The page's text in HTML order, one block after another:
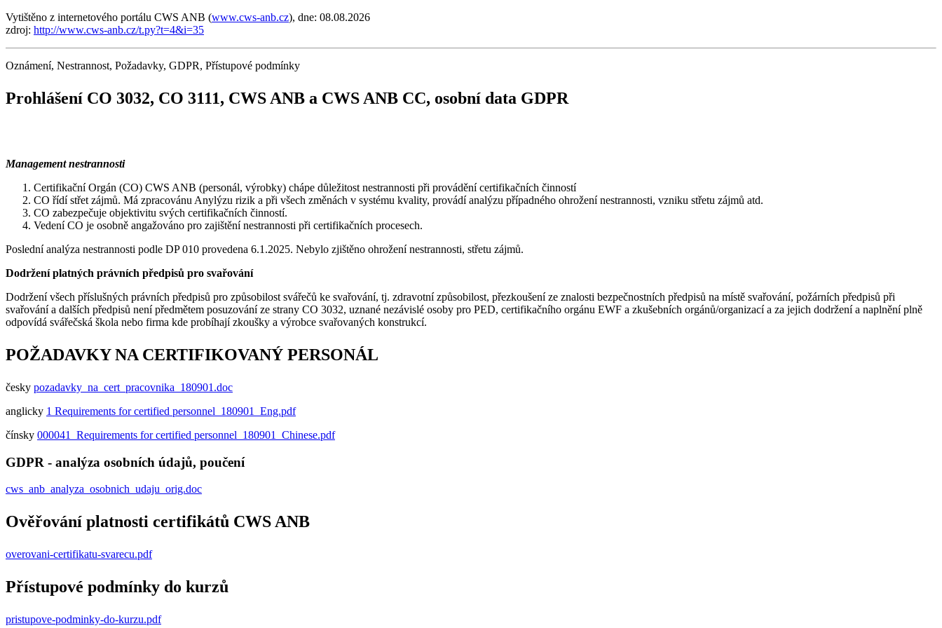
Vytištěno z internetového portálu CWS ANB (www.cws-anb.cz), dne: 08.08.2026
zdroj: http://www.cws-anb.cz/t.py?t=4&i=35
Oznámení, Nestrannost, Požadavky, GDPR, Přístupové podmínky
Prohlášení CO 3032, CO 3111, CWS ANB a CWS ANB CC, osobní data GDPR
Management nestrannosti
Certifikační Orgán (CO) CWS ANB (personál, výrobky) chápe důležitost nestrannosti při provádění certifikačních činností
CO řídí střet zájmů. Má zpracovánu Anylýzu rizik a při všech změnách v systému kvality, provádí analýzu případného ohrožení nestrannosti, vzniku střetu zájmů atd.
CO zabezpečuje objektivitu svých certifikačních činností.
Vedení CO je osobně angažováno pro zajištění nestrannosti při certifikačních procesech.
Poslední analýza nestrannosti podle DP 010 provedena 6.1.2025. Nebylo zjištěno ohrožení nestrannosti, střetu zájmů.
Dodržení platných právních předpisů pro svařování
Dodržení všech příslušných právních předpisů pro způsobilost svářečů ke svařování, tj. zdravotní způsobilost, přezkoušení ze znalosti bezpečnostních předpisů na místě svařování, požárních předpisů při
svařování a dalších předpisů není předmětem posuzování ze strany CO 3032, uznané nezávislé osoby pro PED, certifikačního orgánu EWF a zkušebních orgánů/organizací a za jejich dodržení a naplnění plně
odpovídá svářečská škola nebo firma kde probíhají zkoušky a výrobce svařovaných konstrukcí.
POŽADAVKY NA CERTIFIKOVANÝ PERSONÁL
česky pozadavky_na_cert_pracovnika_180901.doc
anglicky 1 Requirements for certified personnel_180901_Eng.pdf
čínsky 000041_Requirements for certified personnel_180901_Chinese.pdf
GDPR - analýza osobních údajů, poučení
cws_anb_analyza_osobnich_udaju_orig.doc
Ověřování platnosti certifikátů CWS ANB
overovani-certifikatu-svarecu.pdf
Přístupové podmínky do kurzů
pristupove-podminky-do-kurzu.pdf